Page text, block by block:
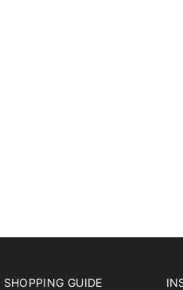
SHOPPING GUIDE